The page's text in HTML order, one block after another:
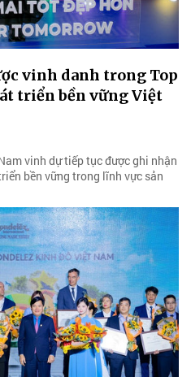
vinh danh trong Top
triển bền vững Việt
vinh dự tiếp tục được ghi nhận
bền vững trong lĩnh vực sản